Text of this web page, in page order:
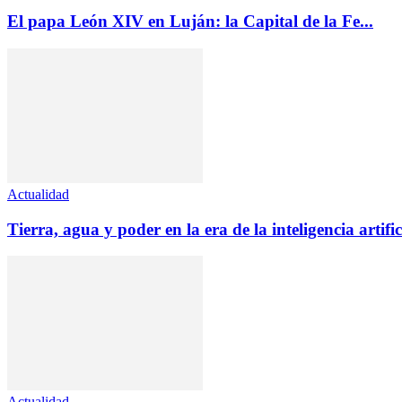
El papa León XIV en Luján: la Capital de la Fe...
Actualidad
Tierra, agua y poder en la era de la inteligencia